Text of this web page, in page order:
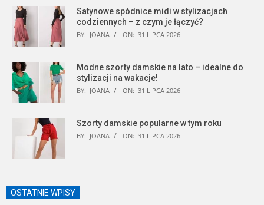
Satynowe spódnice midi w stylizacjach
codziennych – z czym je łączyć?
BY: JOANA ON: 31 LIPCA 2026
Modne szorty damskie na lato – idealne do
stylizacji na wakacje!
BY: JOANA ON: 31 LIPCA 2026
Szorty damskie popularne w tym roku
BY: JOANA ON: 31 LIPCA 2026
OSTATNIE WPISY